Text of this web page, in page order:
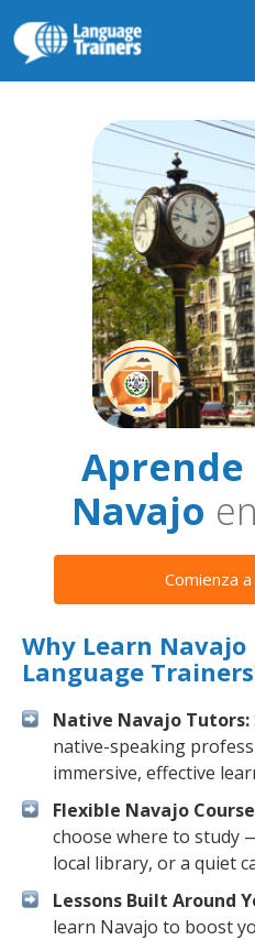
Navajo
Comienza
Why Learn
Language
Native Navajo Tutors:
native-speaking
immersive, effective
Flexible Navajo
choose where to study
local library, or a quiet
Lessons Built Around
learn Navajo to boost